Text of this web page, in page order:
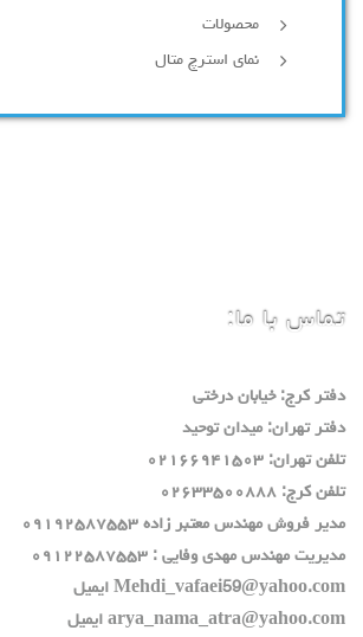
محصولات
نمای استرچ متال
تماس با ما:
دفتر كرج: خيابان درختي
دفتر تهران: ميدان توحيد
تلفن تهران: ٠٢١٦٦٩٤١٥٠٣
تلفن كرج: ٠٢٦٣٣٥٠٠٨٨٨
مدير فروش مهندس معتبر زاده ٠٩١٩٢٥٨٧٥٥٣
مديريت مهندس مهدي وفايي : ٠٩١٢٢٥٨٧٥٥٣
Mehdi_vafaei59@yahoo.com ايميل
arya_nama_atra@yahoo.com ايميل